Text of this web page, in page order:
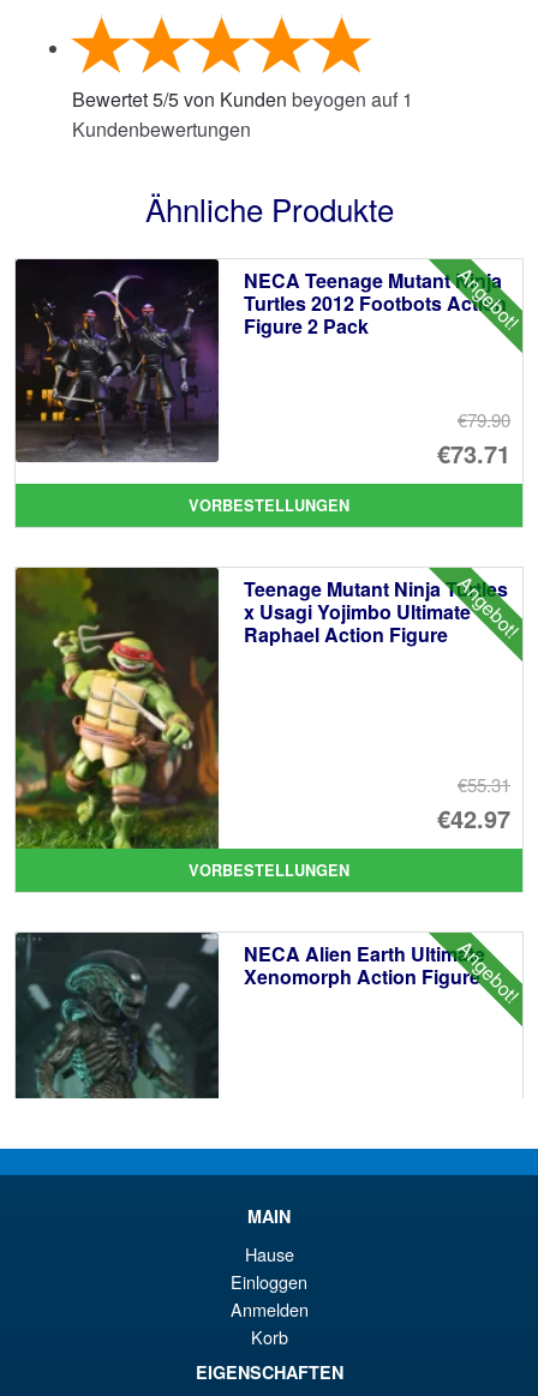
Bewertet5/5von Kunden beyogen auf 1
Kundenbewertungen
Ähnliche Produkte
Angebot!
NECA Teenage Mutant Ninja
Turtles 2012 Footbots Action
Figure 2 Pack
€79.90
€73.71
VORBESTELLUNGEN
Angebot!
Teenage Mutant Ninja Turtles
x Usagi Yojimbo Ultimate
Raphael Action Figure
€55.31
€42.97
VORBESTELLUNGEN
Angebot!
NECA Alien Earth Ultimate
Xenomorph Action Figure
€55.31
€47.89
NECA Teenage Mutant Ninja
Turtles 2012 Ultimate Tiger
Claw Action Figure
MAIN
Hause
Einloggen
Anmelden
Korb
EIGENSCHAFTEN